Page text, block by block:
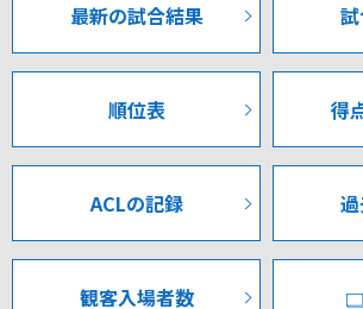
ートを放たれたが、これが左ポストに
最大のピンチを九死に一生を得る形で凌
ピンチを脱した甲府は26分、狙い通りの
る。高い位置での連動したプレスからボ
と、太田選手が完璧に落としたボールを
井選手とゴール前で繋いで最後は藤井
ットを揺らす。甲府が幸先よく先制に成
失点はずっと続くと思うので、そういう
くと、もう一回見直して、しっかり改善
Q:本当は90分で勝ちたかったというの
思うんですけれども、ただそんな中で
するというか、しかもPKで勝ち切る。
なのか2なのかで、次の試合に向かうモ
ち点2を取り切るという、チームの中に
すけれども、そういうのが芽生えている
最新の試合結果
順位表 得
ACLの記録
観客入場者数